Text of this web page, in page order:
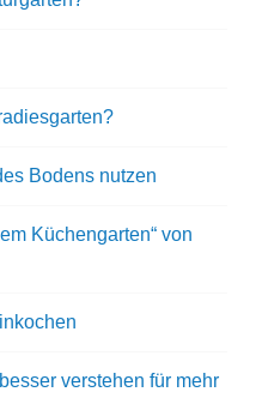
Bodens nutzen
Küchengarten“ von
verstehen für mehr